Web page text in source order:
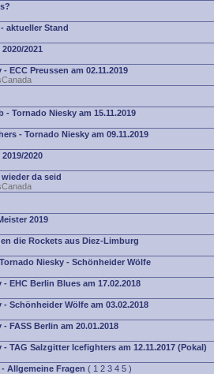
aktueller Stand
2021
ECC Preussen am 02.11.2019
- Tornado Niesky am 15.11.2019
- Tornado Niesky am 09.11.2019
2020
da seid
2019
die Rockets aus Diez-Limburg
Niesky - Schönheider Wölfe
EHC Berlin Blues am 17.02.2018
- Schönheider Wölfe am 03.02.2018
FASS Berlin am 20.01.2018
- TAG Salzgitter Icefighters am 12.11.2017 (Pokal)
Allgemeine Fragen ( 1 2 3 4 5 )